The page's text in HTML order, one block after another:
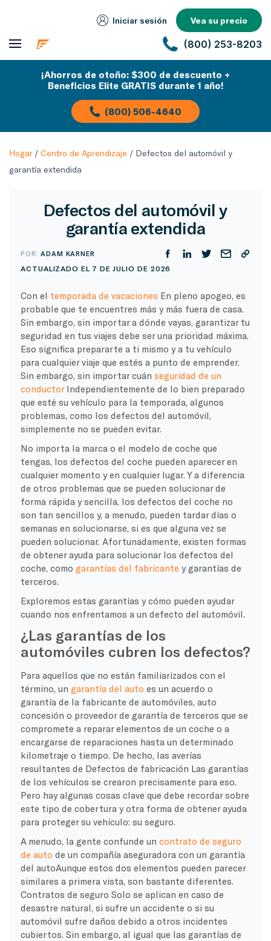
Iniciar sesión Vea su precio
(800) 253-8203
¡Ahorros de otoño: $300 de descuento +
Beneficios Elite GRATIS durante 1 año!
(800) 506-4640
Hogar/ Centro de Aprendizaje / Defectos del automóvil y
garantía extendida
Defectos del automóvil y
garantía extendida
POR:ADAM KARNER
ACTUALIZADO EL 7 DE JULIO DE 2026
Con el temporada de vacaciones En pleno apogeo, es
probable que te encuentres más y más fuera de casa.
Sin embargo, sin importar a dónde vayas, garantizar tu
seguridad en tus viajes debe ser una prioridad máxima.
Eso significa prepararte a ti mismo y a tu vehículo
para cualquier viaje que estés a punto de emprender.
Sin embargo, sin importar cuán seguridad de un
conductorIndependientemente de lo bien preparado
que esté su vehículo para la temporada, algunos
problemas, como los defectos del automóvil,
simplemente no se pueden evitar.
No importa la marca o el modelo de coche que
tengas, los defectos del coche pueden aparecer en
cualquier momento y en cualquier lugar. Y a diferencia
de otros problemas que se pueden solucionar de
forma rápida y sencilla, los defectos del coche no
son tan sencillos y, a menudo, pueden tardar días o
semanas en solucionarse, si es que alguna vez se
pueden solucionar. Afortunadamente, existen formas
de obtener ayuda para solucionar los defectos del
coche, como garantías del fabricante y garantías de
terceros.
Exploremos estas garantías y cómo pueden ayudar
cuando nos enfrentamos a un defecto del automóvil.
¿Las garantías de los
automóviles cubren los defectos?
Para aquellos que no están familiarizados con el
término, un garantía del auto es un acuerdo o
garantía de la fabricante de automóviles, auto
concesión o proveedor de garantía de terceros que se
compromete a reparar elementos de un coche o a
encargarse de reparaciones hasta un determinado
kilometraje o tiempo. De hecho, las averías
resultantes de Defectos de fabricación Las garantías
de los vehículos se crearon precisamente para eso.
Pero hay algunas cosas clave que debe recordar sobre
este tipo de cobertura y otra forma de obtener ayuda
para proteger su vehículo: su seguro.
A menudo, la gente confunde un contrato de seguro
de auto de un compañía aseguradora con un garantía
del autoAunque estos dos elementos pueden parecer
similares a primera vista, son bastante diferentes.
Contratos de seguro Solo se aplican en caso de
desastre natural, si sufre un accidente o si su
automóvil sufre daños debido a otros incidentes
cubiertos. Sin embargo, al igual que las garantías de